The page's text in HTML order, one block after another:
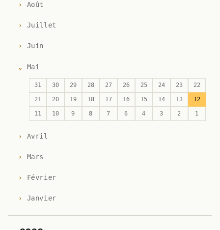
Août
Juillet
Juin
Mai
31 30 29 28 27 26 25 24 23 22
21 20 19 18 17 16 15 14 13 12
11 10 9 8 7 6 4 3 2 1
Avril
Mars
Février
Janvier